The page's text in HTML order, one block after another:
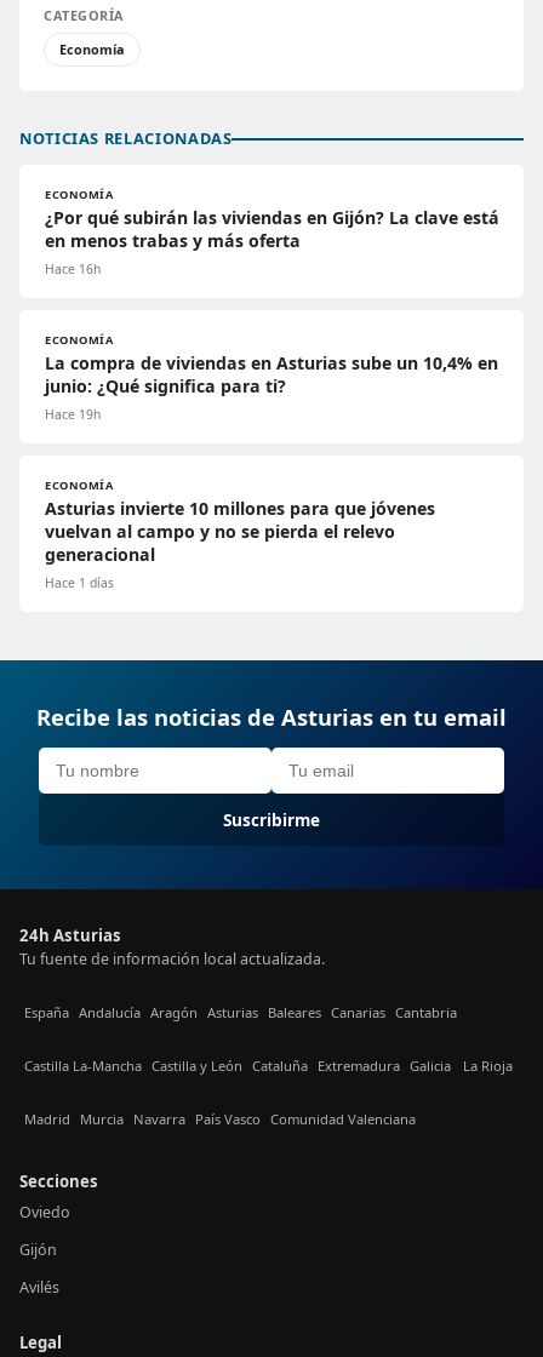
CATEGORÍA
Economía
NOTICIAS RELACIONADAS
ECONOMÍA
¿Por qué subirán las viviendas en Gijón? La clave está
en menos trabas y más oferta
Hace 16h
ECONOMÍA
La compra de viviendas en Asturias sube un 10,4% en
junio: ¿Qué significa para ti?
Hace 19h
ECONOMÍA
Asturias invierte 10 millones para que jóvenes
vuelvan al campo y no se pierda el relevo
generacional
Hace 1 días
Recibe las noticias de Asturias en tu email
Suscribirme
24h Asturias
Tu fuente de información local actualizada.
España Andalucía Aragón Asturias Baleares Canarias Cantabria
Castilla La-Mancha Castilla y León Cataluña Extremadura Galicia La Rioja
Madrid Murcia Navarra País Vasco Comunidad Valenciana
Secciones
Oviedo
Gijón
Avilés
Legal